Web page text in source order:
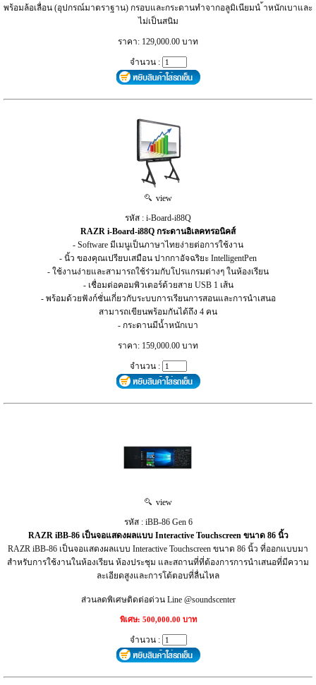
พร้อมล้อเลื่อน (อุปกรณ์มาตราฐาน) กรอบและกระดานทําจากอลูมิเนียมนํ ้าหนักเบาและ
ไม่เป็นสนิม
ราคา: 129,000.00 บาท
จำนวน :
view
รหัส : i-Board-i88Q
RAZR i-Board-i88Q กระดานอิเลคทรอนิคส์
- Software มีเมนูเป็นภาษาไทยง่ายต่อการใช้งาน
- นิ้ว ของคุณเปรียบเสมือน ปากกาอัจฉริยะ IntelligentPen
- ใช้งานง่ายและสามารถใช้ร่วมกับโปรแกรมต่างๆ ในห้องเรียน
- เชื่อมต่อคอมพิวเตอร์ด้วยสาย USB 1 เส้น
- พร้อมด้วยฟังก์ชั่นเกี่ยวกับระบบการเรียนการสอนและการนำเสนอ
สามารถเขียนพร้อมกันได้ถึง 4 คน
- กระดานมีน้ำหนักเบา
ราคา: 159,000.00 บาท
จำนวน :
view
รหัส : iBB-86 Gen 6
RAZR iBB‑86 เป็นจอแสดงผลแบบ Interactive Touchscreen ขนาด 86 นิ้ว
RAZR iBB‑86 เป็นจอแสดงผลแบบ Interactive Touchscreen ขนาด 86 นิ้ว ที่ออกแบบมา
สำหรับการใช้งานในห้องเรียน ห้องประชุม และสถานที่ที่ต้องการการนำเสนอที่มีความ
ละเอียดสูงและการโต้ตอบที่ลื่นไหล
ส่วนลดพิเศษติดต่อด่วน Line @soundscenter
พิเศษ: 500,000.00 บาท
จำนวน :